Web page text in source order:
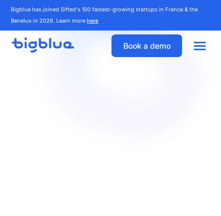
Bigblue has joined Sifted's 100 fastest-growing startups in France & the
Benelux in 2026. Learn morehere
Book a demo